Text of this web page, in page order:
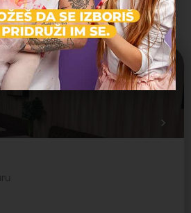
zanima i sledeće: